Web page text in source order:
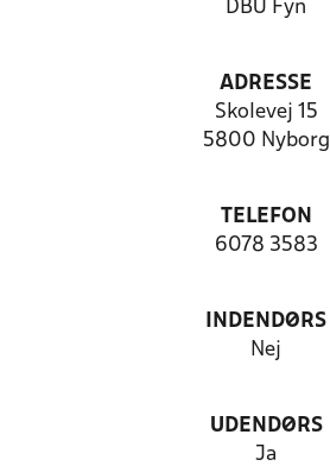
DBU Fyn
ADRESSE
Skolevej 15
5800 Nyborg
TELEFON
6078 3583
INDENDØRS
Nej
UDENDØRS
Ja